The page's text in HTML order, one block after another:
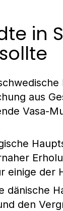
in
aus
Vasa-
einige der
dänische
den